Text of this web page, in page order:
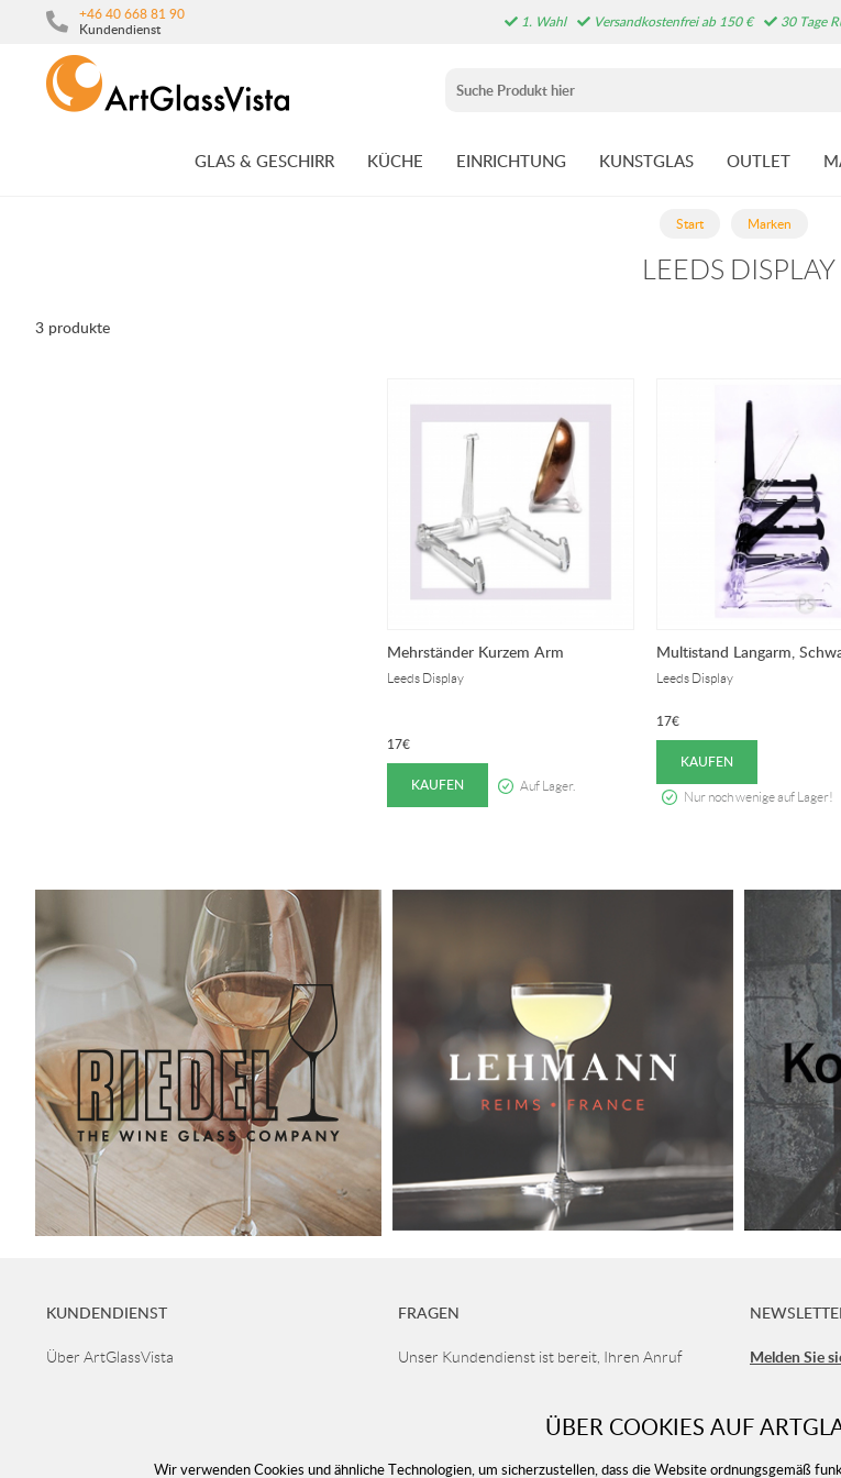
ÜBER COOKIES AUF
Wir verwenden Cookies und ähnliche Technologien, um sicherzustellen, dass die Website ordnungsgemäß
+46 40 668 81 90
Kundendienst
1. Wahl Versandkostenfrei ab 150 € 30 Tage
GLAS & GESCHIRR KÜCHE EINRICHTUNG KUNSTGLAS OUTLET
Start Marken
LEEDS DISPLAY
3 produkte
Mehrständer Kurzem Arm
Leeds Display
17€
KAUFEN Auf Lager.
Multistand Langarm,
Leeds Display
17€
KAUFEN
Nur noch wenige auf Lager!
KUNDENDIENST
Über ArtGlassVista
FRAGEN
Unser Kundendienst ist bereit, Ihren Anruf
Geöffnet Mo-Do 8-16 (MEZ)
Melden Sie